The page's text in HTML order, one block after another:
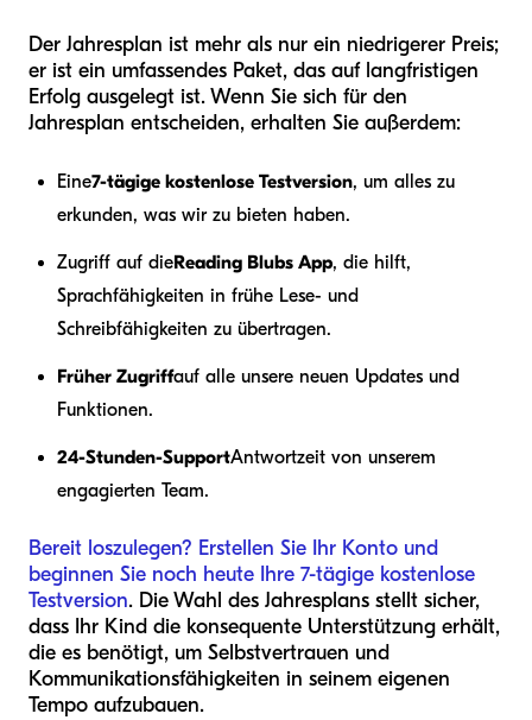
Der Jahresplan ist mehr als nur ein niedrigerer Preis;
er ist ein umfassendes Paket, das auf langfristigen
Erfolg ausgelegt ist. Wenn Sie sich für den
Jahresplan entscheiden, erhalten Sie außerdem:
Eine7-tägige kostenlose Testversion, um alles zu
erkunden, was wir zu bieten haben.
Zugriff auf dieReading Blubs App, die hilft,
Sprachfähigkeiten in frühe Lese- und
Schreibfähigkeiten zu übertragen.
Früher Zugriffauf alle unsere neuen Updates und
Funktionen.
24-Stunden-SupportAntwortzeit von unserem
engagierten Team.
Bereit loszulegen? Erstellen Sie Ihr Konto und
beginnen Sie noch heute Ihre 7-tägige kostenlose
Testversion. Die Wahl des Jahresplans stellt sicher,
dass Ihr Kind die konsequente Unterstützung erhält,
die es benötigt, um Selbstvertrauen und
Kommunikationsfähigkeiten in seinem eigenen
Tempo aufzubauen.